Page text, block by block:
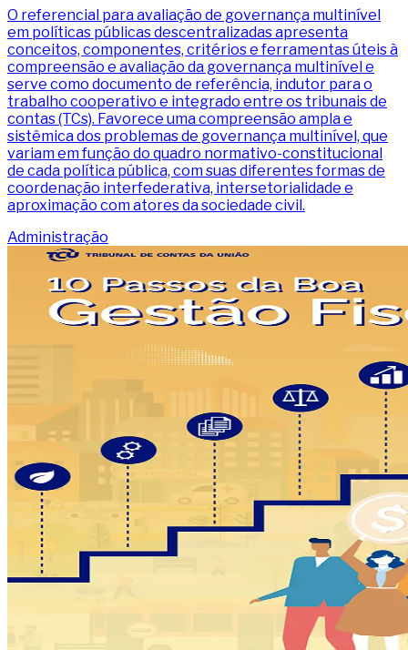
O referencial para avaliação de governança multinível
em políticas públicas descentralizadas apresenta
conceitos, componentes, critérios e ferramentas úteis à
compreensão e avaliação da governança multinível e
serve como documento de referência, indutor para o
trabalho cooperativo e integrado entre os tribunais de
contas (TCs). Favorece uma compreensão ampla e
sistêmica dos problemas de governança multinível, que
variam em função do quadro normativo-constitucional
de cada política pública, com suas diferentes formas de
coordenação interfederativa, intersetorialidade e
aproximação com atores da sociedade civil.
Administração